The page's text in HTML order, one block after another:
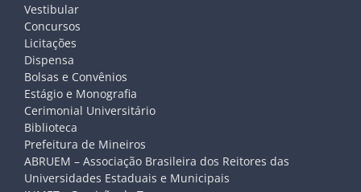
Vestibular
Concursos
Licitações
Dispensa
Bolsas e Convênios
Estágio e Monografia
Cerimonial Universitário
Biblioteca
Prefeitura de Mineiros
ABRUEM – Associação Brasileira dos Reitores das
Universidades Estaduais e Municipais